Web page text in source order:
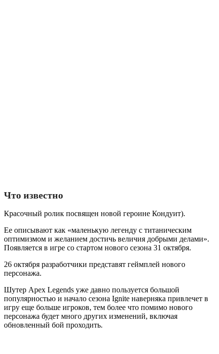
Что известно
Красочный ролик посвящен новой героине Кондуит).
Ее описывают как «маленькую легенду с титаническим
оптимизмом и желанием достичь величия добрыми делами».
Появляется в игре со стартом нового сезона 31 октября.
26 октября разработчики представят геймплей нового
персонажа.
Шутер Apex Legends уже давно пользуется большой
популярностью и начало сезона Ignite наверняка привлечет в
игру еще больше игроков, тем более что помимо нового
персонажа будет много других изменений, включая
обновленный бой проходить.